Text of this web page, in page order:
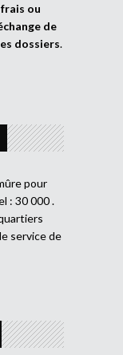
ou
de
dossiers.
pour
: 30 000 .
service de